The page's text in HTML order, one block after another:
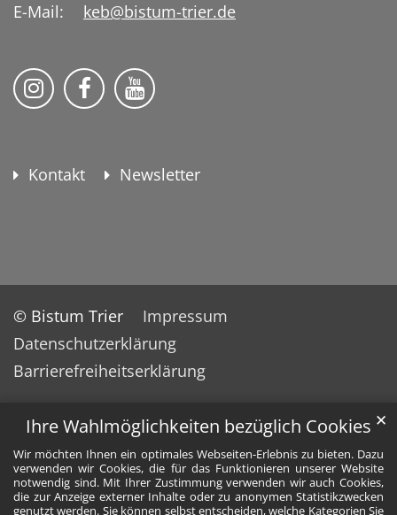
Ihre Wahlmöglichkeiten bezüglich Cookies
Wir möchten Ihnen ein optimales Webseiten-Erlebnis zu bieten. Dazu
verwenden wir Cookies, die für das Funktionieren unserer Website
notwendig sind. Mit Ihrer Zustimmung verwenden wir auch Cookies,
die zur Anzeige externer Inhalte oder zu anonymen Statistikzwecken
genutzt werden. Sie können selbst entscheiden, welche Kategorien Sie
✕
E-Mail:
keb@bistum-trier.de
KEB Bildung Leben auf Instagram
KEB Bildung Leben auf Facebook
KEB Bildung Leben auf
Kontakt Newsletter
© Bistum Trier
Impressum
Datenschutzerklärung
Barrierefreiheitserklärung